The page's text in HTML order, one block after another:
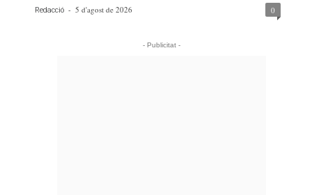
Redacció - 5 d'agost de 2026 0
- Publicitat -